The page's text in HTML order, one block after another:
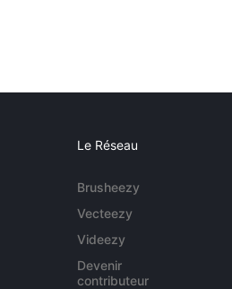
Le Réseau
Brusheezy
Vecteezy
Videezy
Devenir
contributeur